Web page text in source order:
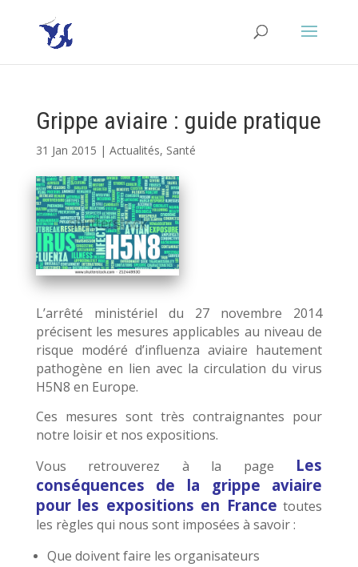
Grippe aviaire : guide pratique
31 Jan 2015 | Actualités, Santé
L’arrêté ministériel du 27 novembre 2014
précisent les mesures applicables au niveau de
risque modéré d’influenza aviaire hautement
pathogène en lien avec la circulation du virus
H5N8 en Europe.
Ces mesures sont très contraignantes pour
notre loisir et nos expositions.
Vous retrouverez à la page Les
conséquences de la grippe aviaire
pour les expositions en France toutes
les règles qui nous sont imposées à savoir :
Que doivent faire les organisateurs